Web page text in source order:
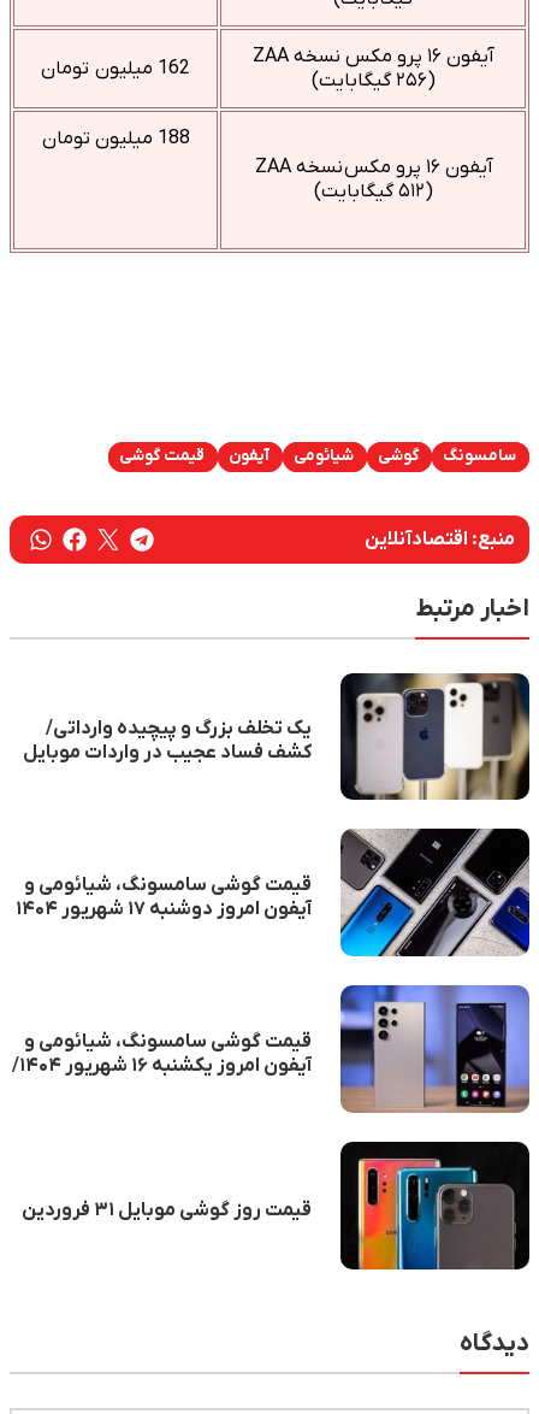
آیفون ۱۶ پرو مکس نسخه ZAA
(۲۵۶ گیگابایت)
162 میلیون تومان
(۵۱۲ گیگابایت)
188 میلیون تومان
سامسونگ گوشی شیائومی آیفون قیمت گوشی
منبع: اقتصادآنلاین
اخبار مرتبط
یک تخلف بزرگ و پیچیده وارداتی/
کشف فساد عجیب در واردات موبایل
قیمت گوشی سامسونگ، شیائومی و
آیفون امروز دوشنبه ۱۷ شهریور ۱۴۰۴
قیمت گوشی سامسونگ، شیائومی و
آیفون امروز یکشنبه ۱۶ شهریور ۱۴۰۴/
قیمت روز گوشی موبایل ۳۱ فروردین
دیدگاه